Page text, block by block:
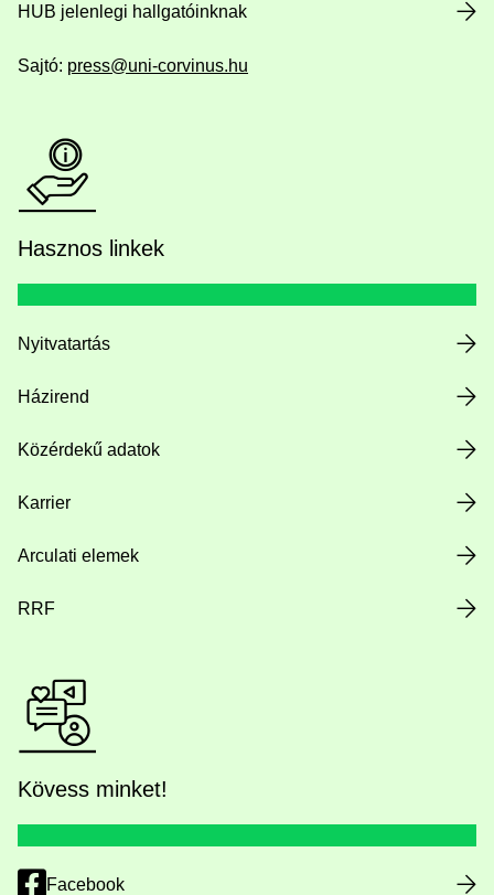
HUB jelenlegi hallgatóinknak
Sajtó: press@uni-corvinus.hu
Hasznos linkek
Nyitvatartás
Házirend
Közérdekű adatok
Karrier
Arculati elemek
RRF
Kövess minket!
Facebook